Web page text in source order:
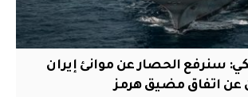
سنرفع الحصار عن موانئ إيران
عن اتفاق مضيق هرمز